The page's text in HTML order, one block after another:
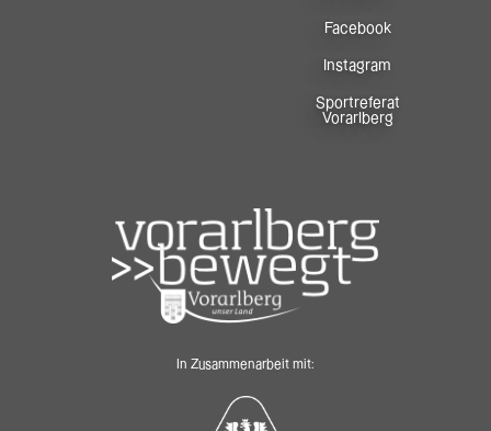
Facebook
Instagram
Sportreferat
Vorarlberg
In Zusammenarbeit mit: